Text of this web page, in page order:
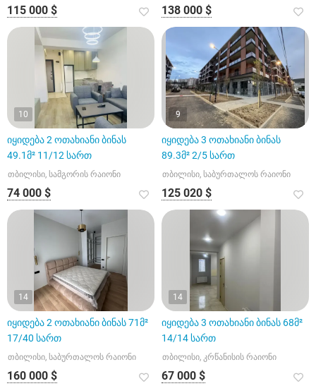
115 000 $ 138 000 $
10
იყიდება 2 ოთახიანი ბინას
49.1მ² 11/12 სართ
თბილისი, სამგორის რაიონი
74 000 $
9
იყიდება 3 ოთახიანი ბინას
89.3მ² 2/5 სართ
თბილისი, საბურთალოს რაიონი
125 020 $
14
იყიდება 2 ოთახიანი ბინას 71მ²
17/40 სართ
თბილისი, საბურთალოს რაიონი
160 000 $
14
იყიდება 3 ოთახიანი ბინას 68მ²
14/14 სართ
თბილისი, კრწანისის რაიონი
67 000 $